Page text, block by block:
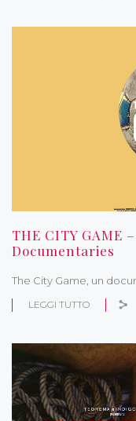
THE CITY GAME
Documentaries
The City Game, un
LEGGI TUTTO